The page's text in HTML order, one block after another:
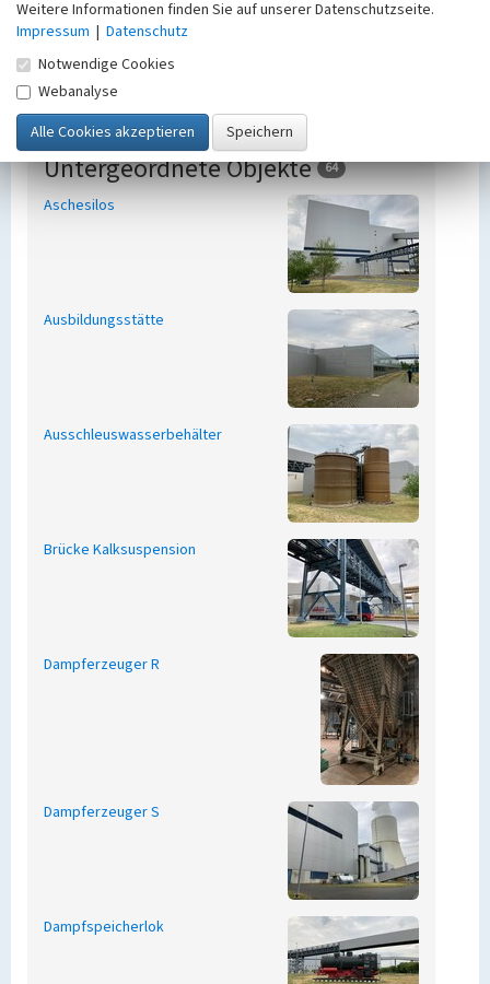
Untergeordnete Objekte 64
Aschesilos
Ausbildungsstätte
Ausschleuswasserbehälter
Brücke Kalksuspension
Dampferzeuger R
Dampferzeuger S
Dampfspeicherlok
Weitere Informationen finden Sie auf unserer Datenschutzseite.
Impressum | Datenschutz
Notwendige Cookies
Webanalyse